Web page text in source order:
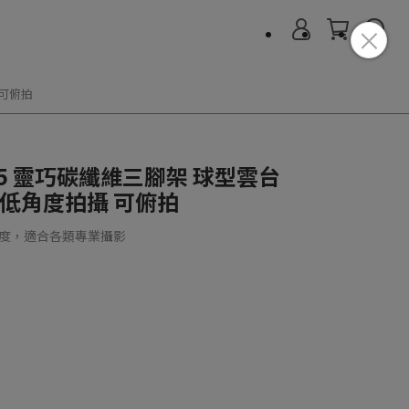
俯拍
巧碳纖維三腳架 球型雲台
角度拍攝 可俯拍
，適合各類專業攝影